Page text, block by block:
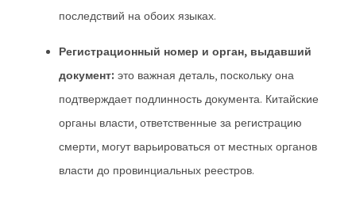
последствий на обоих языках.
Регистрационный номер и орган, выдавший
документ: это важная деталь, поскольку она
подтверждает подлинность документа. Китайские
органы власти, ответственные за регистрацию
смерти, могут варьироваться от местных органов
власти до провинциальных реестров.